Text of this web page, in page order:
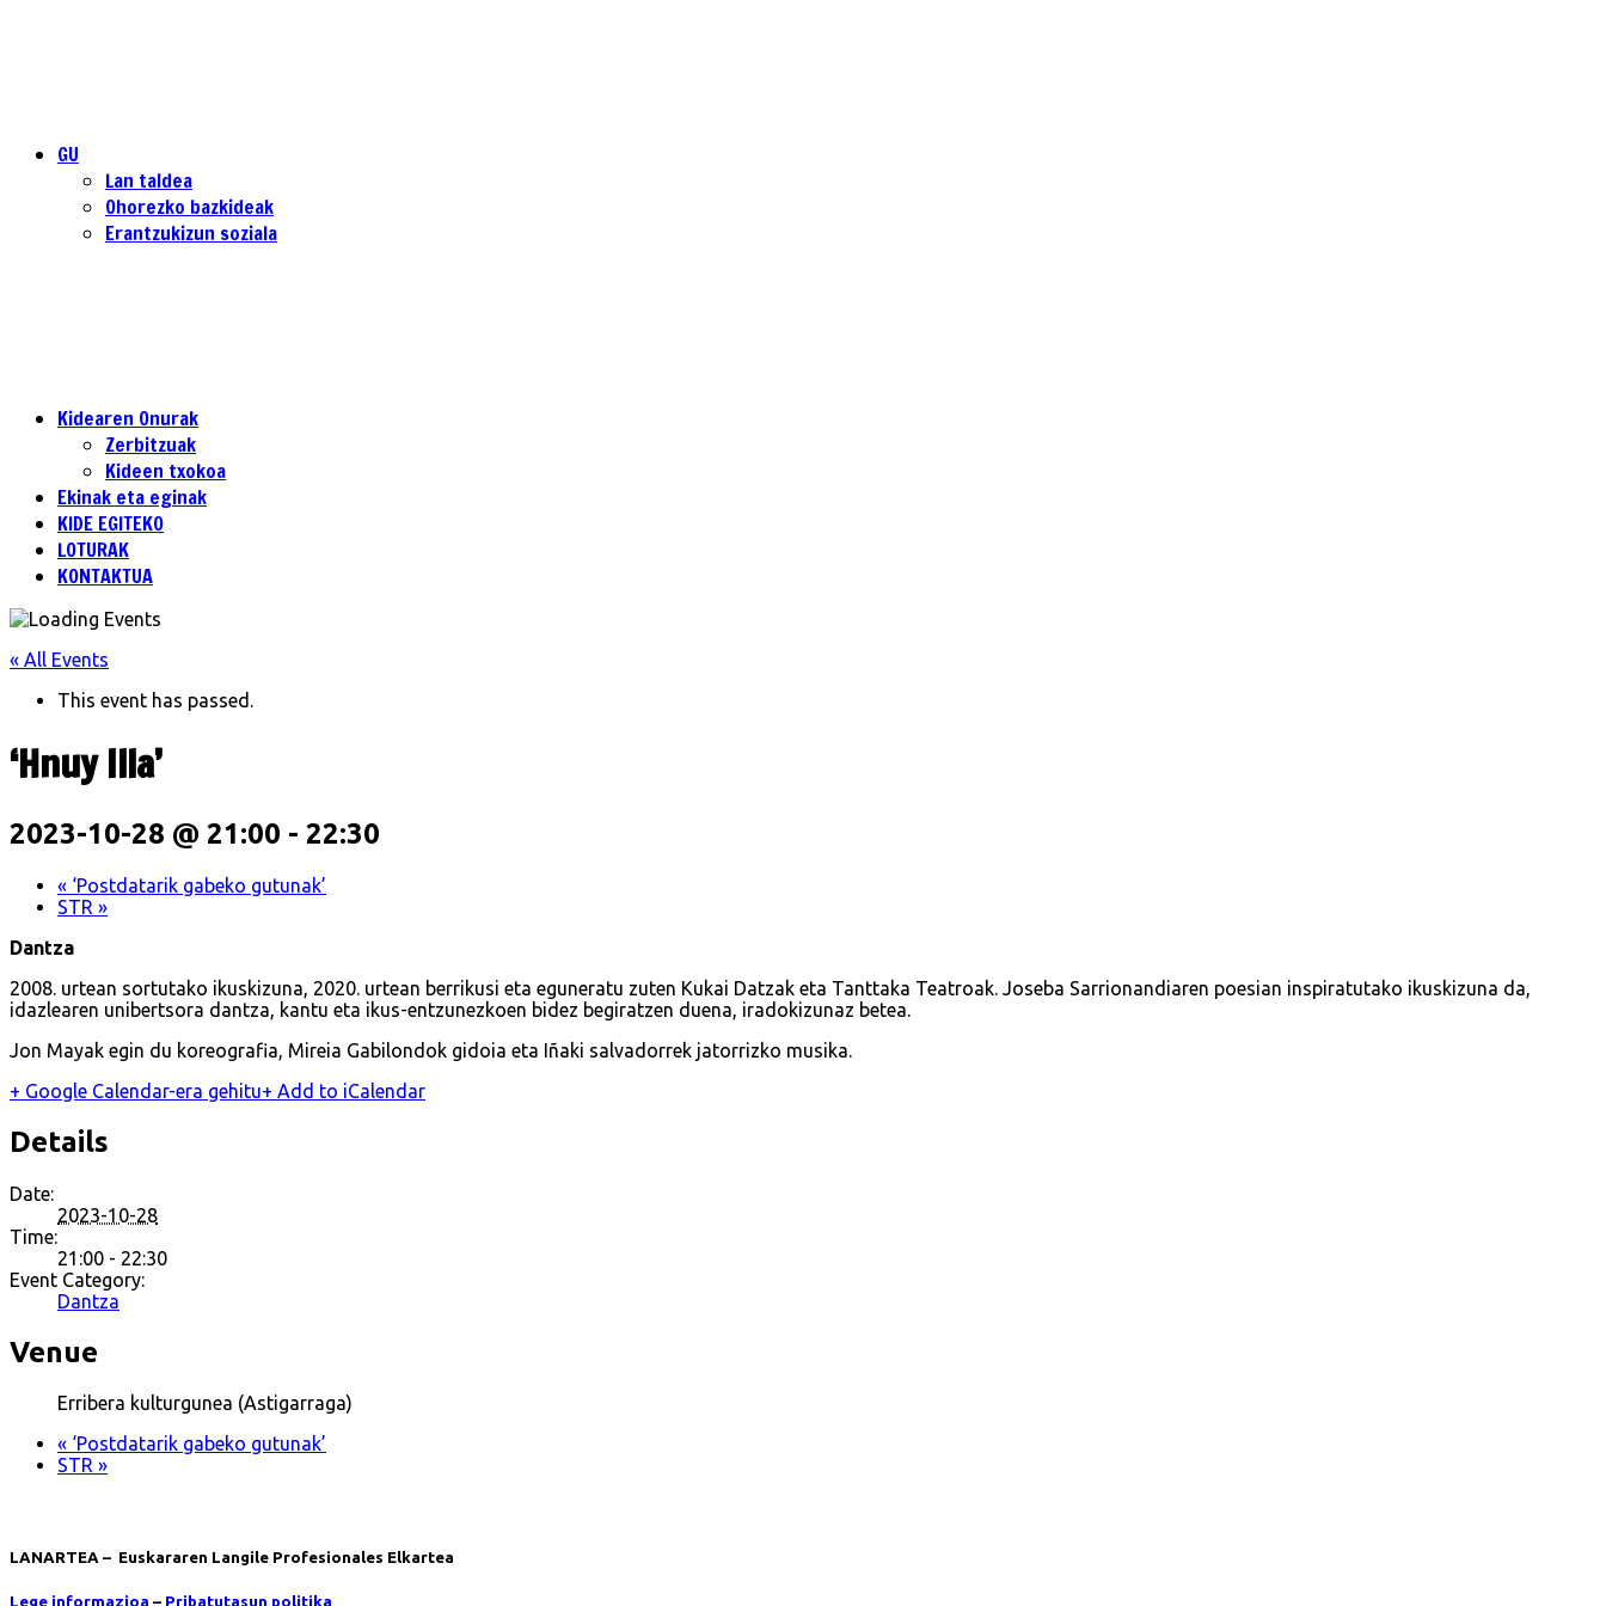
GU
Lan taldea
Ohorezko bazkideak
Erantzukizun soziala
Kidearen Onurak
Zerbitzuak
Kideen txokoa
Ekinak eta eginak
KIDE EGITEKO
LOTURAK
KONTAKTUA
« All Events
This event has passed.
‘Hnuy Illa’
2023-10-28 @ 21:00 - 22:30
« ‘Postdatarik gabeko gutunak’
STR »
Dantza
2008. urtean sortutako ikuskizuna, 2020. urtean berrikusi eta eguneratu zuten Kukai Datzak eta Tanttaka Teatroak. Joseba Sarrionandiaren poesian inspiratutako ikuskizuna da,
idazlearen unibertsora dantza, kantu eta ikus-entzunezkoen bidez begiratzen duena, iradokizunaz betea.
Jon Mayak egin du koreografia, Mireia Gabilondok gidoia eta Iñaki salvadorrek jatorrizko musika.
+ Google Calendar-era gehitu+ Add to iCalendar
Details
Date:
2023-10-28
Time:
21:00 - 22:30
Event Category:
Dantza
Venue
Erribera kulturgunea (Astigarraga)
« ‘Postdatarik gabeko gutunak’
STR »
LANARTEA – Euskararen Langile Profesionales Elkartea
Lege informazioa – Pribatutasun politika